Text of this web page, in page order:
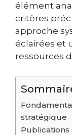
élément
critères
approche
éclairées et
ressources
stratégique
Publications